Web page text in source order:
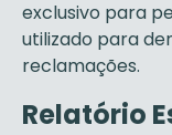
exclusivo para
utilizado para
reclamações.
Relatório